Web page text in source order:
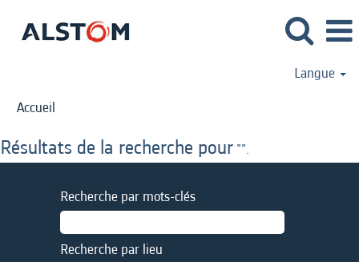
Langue
Accueil
Résultats de la recherche pour "".
Recherche par mots-clés
Recherche par lieu